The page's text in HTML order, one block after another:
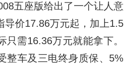
五座版给出了一个让人意
导价17.86万元起，加上1.5
只需16.36万元就能拿下。
整车及三电终身质保、5%